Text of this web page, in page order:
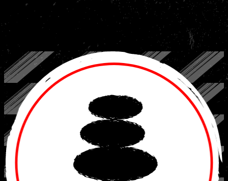
Onze ervaren trainers zorgen voor een positieve sfeer waarin ieder
kind zich op zijn of haar eigen tempo ontwikkelt. Of je kind nu een
energieke doorzetter is of juist wat verlegen: op de mat is iedereen